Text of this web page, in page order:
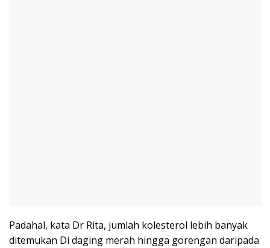
Padahal, kata Dr Rita, jumlah kolesterol lebih banyak
ditemukan Di daging merah hingga gorengan daripada